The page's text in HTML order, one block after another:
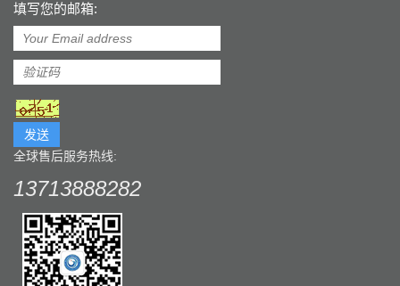
填写您的邮箱:
发送
全球售后服务热线:
13713888282